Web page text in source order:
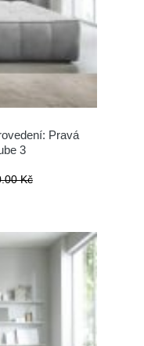
Pravá
3
Kč